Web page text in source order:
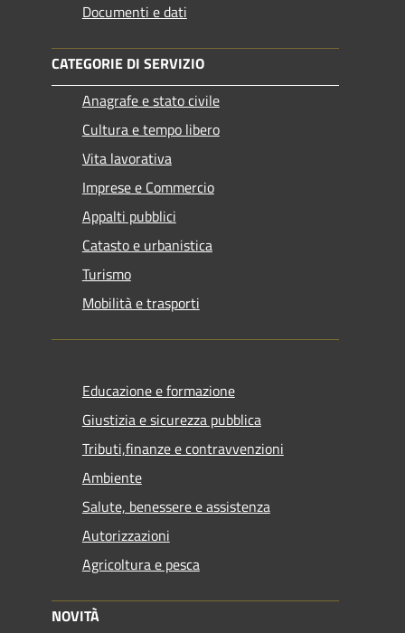
Documenti e dati
CATEGORIE DI SERVIZIO
Anagrafe e stato civile
Cultura e tempo libero
Vita lavorativa
Imprese e Commercio
Appalti pubblici
Catasto e urbanistica
Turismo
Mobilità e trasporti
Educazione e formazione
Giustizia e sicurezza pubblica
Tributi,finanze e contravvenzioni
Ambiente
Salute, benessere e assistenza
Autorizzazioni
Agricoltura e pesca
NOVITÀ